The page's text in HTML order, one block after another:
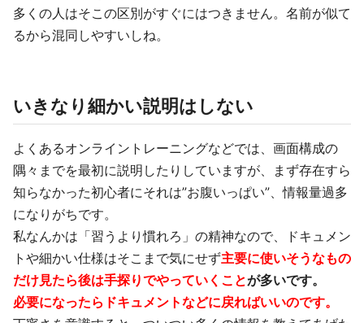
多くの人はそこの区別がすぐにはつきません。名前が似て
るから混同しやすいしね。
いきなり細かい説明はしない
よくあるオンライントレーニングなどでは、画面構成の
隅々までを最初に説明したりしていますが、まず存在すら
知らなかった初心者にそれは”お腹いっぱい”、情報量過多
になりがちです。
私なんかは「習うより慣れろ」の精神なので、ドキュメン
トや細かい仕様はそこまで気にせず主要に使いそうなもの
だけ見たら後は手探りでやっていくことが多いです。
必要になったらドキュメントなどに戻ればいいのです。